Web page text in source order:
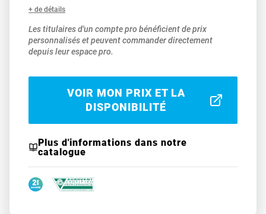
+ de détails
Les titulaires d'un compte pro bénéficient de prix
personnalisés et peuvent commander directement
depuis leur espace pro.
VOIR MON PRIX ET LA
DISPONIBILITÉ
Plus d'informations dans notre
catalogue